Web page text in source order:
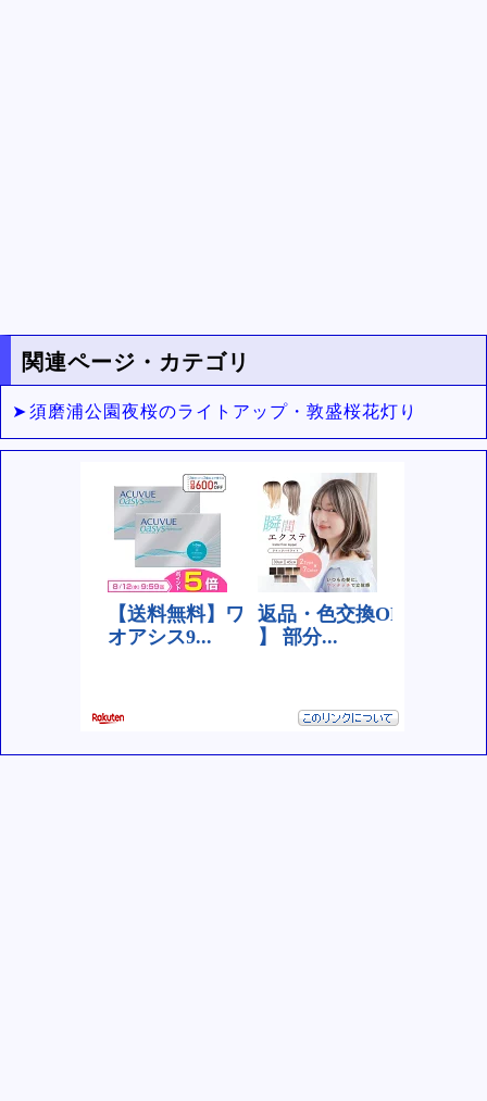
関連ページ・カテゴリ
須磨浦公園夜桜のライトアップ・敦盛桜花灯り